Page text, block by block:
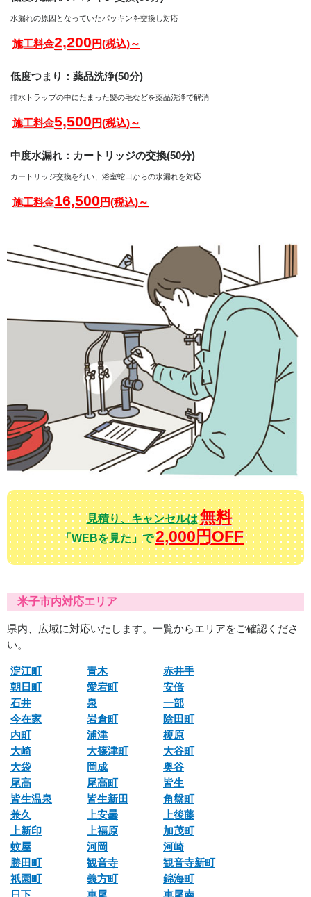
水漏れの原因となっていたパッキンを交換し対応
施工料金2,200円(税込)～
低度つまり：薬品洗浄(50分)
排水トラップの中にたまった髪の毛などを薬品洗浄で解消
施工料金5,500円(税込)～
中度水漏れ：カートリッジの交換(50分)
カートリッジ交換を行い、浴室蛇口からの水漏れを対応
施工料金16,500円(税込)～
見積り、キャンセルは無料
「WEBを見た」で2,000円OFF
米子市内対応エリア
県内、広域に対応いたします。一覧からエリアをご確認くださ
い。
淀江町 青木
赤井手
朝日町
愛宕町
安倍
石井
泉
一部
今在家
岩倉町
陰田町
内町
浦津
榎原
大崎
大篠津町
大谷町
大袋
岡成
奥谷
尾高
尾高町
皆生
皆生温泉
皆生新田
角盤町
兼久
上安曇
上後藤
上新印
上福原
加茂町
蚊屋
河岡
河崎
勝田町
観音寺
観音寺新町
祇園町
義方町
錦海町
日下
車尾
車尾南